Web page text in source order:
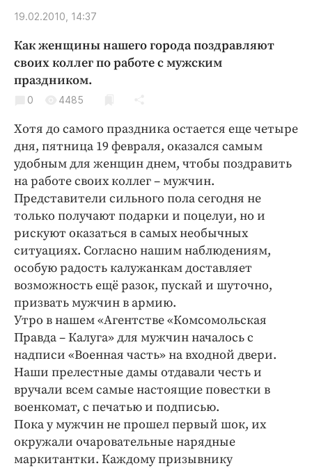
Авто и транспорт
Криминал
Культура
Недвижимость и ЖКХ
Общество
Погода
Праздники
Происшествия
Спорт
Экономика и бизнес
ПРОЕКТЫ
Блоги
Издания
Медиаперсона
Интересное чтиво
Клиника года
Бренд года
Работодатель года
19.02.2010, 14:37
Как женщины нашего города поздравляют
своих коллег по работе с мужским
праздником.
0 4485
Хотя до самого праздника остается еще четыре
дня, пятница 19 февраля, оказался самым
удобным для женщин днем, чтобы поздравить
на работе своих коллег – мужчин.
Представители сильного пола сегодня не
только получают подарки и поцелуи, но и
рискуют оказаться в самых необычных
ситуациях. Согласно нашим наблюдениям,
особую радость калужанкам доставляет
возможность ещё разок, пускай и шуточно,
призвать мужчин в армию.
Утро в нашем «Агентстве «Комсомольская
Правда – Калуга» для мужчин началось с
надписи «Военная часть» на входной двери.
Наши прелестные дамы отдавали честь и
вручали всем самые настоящие повестки в
военкомат, с печатью и подписью.
Пока у мужчин не прошел первый шок, их
окружали очаровательные нарядные
маркитантки. Каждому призывнику